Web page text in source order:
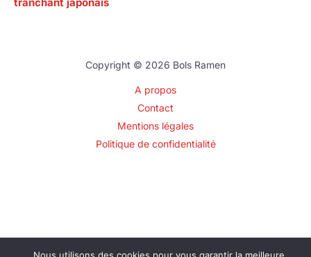
Copyright © 2026 Bols Ramen
A propos
Contact
Mentions légales
Politique de confidentialité